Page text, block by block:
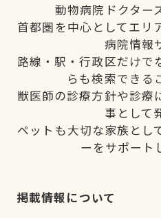
動物病院ドクター
首都圏を中心としてエリ
病院情報
路線・駅・行政区だけで
らも検索できる
獣医師の診療方針や診療
事として
ペットも大切な家族とし
ーをサポート
掲載情報について